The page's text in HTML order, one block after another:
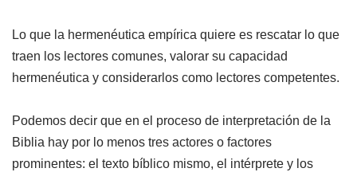
Lo que la hermenéutica empírica quiere es rescatar lo que
traen los lectores comunes, valorar su capacidad
hermenéutica y considerarlos como lectores competentes.
Podemos decir que en el proceso de interpretación de la
Biblia hay por lo menos tres actores o factores
prominentes: el texto bíblico mismo, el intérprete y los